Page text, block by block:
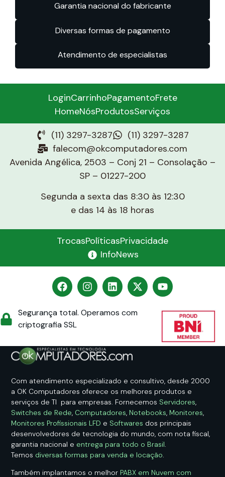
Garantia nacional do fabricante
Diversas formas de pagamento
Atendimento de especialistas
LoginCarrinhoPagamentoFrete
HomeNósProdutosServiços
(11) 3297-3287
(11) 3297-3287
falecom@okcomputadores.com
Avenida Angélica, 2503 – Conj 21 – Consolação –
SP – 01227-200
Segunda a sexta das 8:30 às 12:30
e das 14 às 18 horas
TrocasPolíticasPrivacidade
InfoNews
Segurança total. Operamos com
criptografia SSL
Com atendimento especializado e consultivo, desde 2000
a OK Computadores oferece os melhores produtos e
serviços de TI para empresas. Fornecemos Servidores,
Switches de Rede, Computadores, Notebooks, Monitores,
Monitores Profissionais LFD e Softwares dos principais
desenvolvedores de tecnologia do mundo, com nota fiscal,
garantia nacional e entrega para todo o Brasil.
Temos diversas formas para venda e locação.
Também implantamos o melhor PABX em Nuvem com